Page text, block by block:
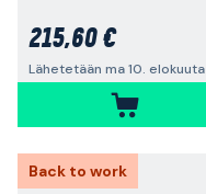
215,60 €
Lähetetään ma 10. elokuuta
Back to work